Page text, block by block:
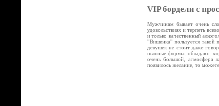
VIP бордели с
Мужчинам бывает очень
удовольствиях и терпеть
и только качественный
”Вишенка” пользуется
девушек не стоит даже
пышные формы, обладают
очень большой, атмосфера
появилось желание, то